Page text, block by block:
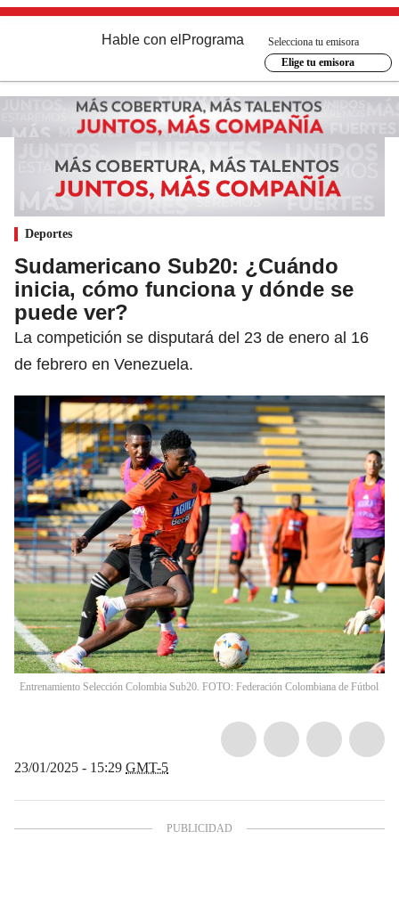
Hable con el Programa
Selecciona tu emisora
Elige tu emisora
Deportes
Sudamericano Sub20: ¿Cuándo
inicia, cómo funciona y dónde se
puede ver?
La competición se disputará del 23 de enero al 16
de febrero en Venezuela.
Entrenamiento Selección Colombia Sub20. FOTO: Federación Colombiana de Fútbol
23/01/2025 - 15:29 GMT-5